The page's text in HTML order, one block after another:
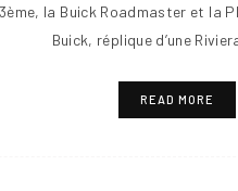
la Buick Roadmaster et la
Buick, réplique d’une
READ MORE